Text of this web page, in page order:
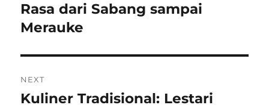
post:
Rasa dari Sabang sampai
Merauke
NEXT
Next
Kuliner Tradisional: Lestari